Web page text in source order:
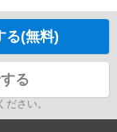
る(無料)
る
さい。